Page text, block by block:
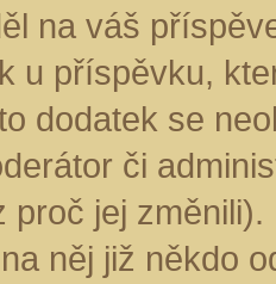
na váš
u příspěvku,
dodatek se
či
proč jej
něj již někdo